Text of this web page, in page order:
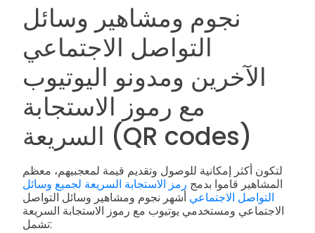
نجوم ومشاهير وسائل
التواصل الاجتماعي
الآخرين ومدونو اليوتيوب
مع رموز الاستجابة
السريعة (QR codes)
لتكون أكثر إمكانية للوصول وتقديم قيمة لمعجبيهم، معظم
المشاهير قاموا بدمج رمز الاستجابة السريعة لجميع وسائل
التواصل الاجتماعي أشهر نجوم ومشاهير وسائل التواصل
الاجتماعي ومستخدمي يوتيوب مع رموز الاستجابة السريعة
تشمل: